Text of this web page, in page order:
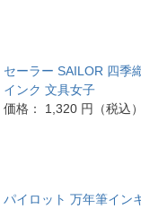
セーラー SAILOR 四季
インク 文具女子
価格： 1,320 円（税込）
パイロット 万年筆イン